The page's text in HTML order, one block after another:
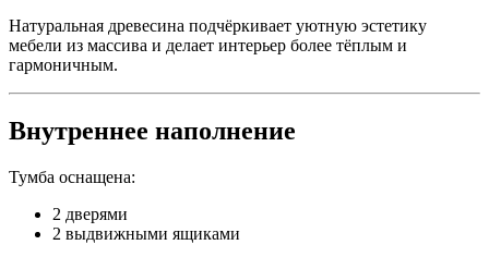
Натуральная древесина подчёркивает уютную эстетику
мебели из массива и делает интерьер более тёплым и
гармоничным.
Внутреннее наполнение
Тумба оснащена:
2 дверями
2 выдвижными ящиками